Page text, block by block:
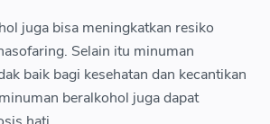
juga bisa meningkatkan resiko
Selain itu minuman
baik bagi kesehatan dan kecantikan
beralkohol juga dapat